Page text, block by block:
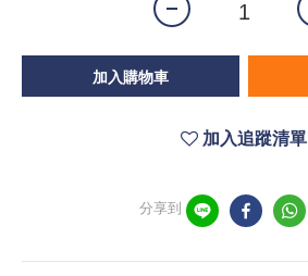
加入購物車
加入追蹤清單
分享到